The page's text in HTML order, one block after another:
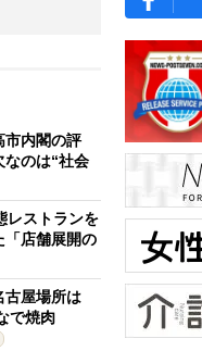
市内閣の評
のは“社会
レストランを
店舗展開の
古屋場所は
で焼肉